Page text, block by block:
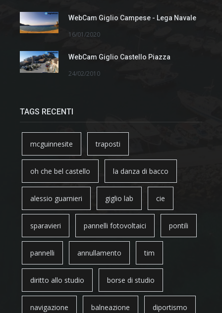
WebCam Giglio Campese - Lega Navale
16/01/2020
WebCam Giglio Castello Piazza
24/02/2010
TAGS RECENTI
mcguinnesite traposti
oh che bel castello la danza di bacco
alessio guarnieri giglio lab cie
sparavieri pannelli fotovoltaici pontili
pannelli annullamento tim
diritto allo studio borse di studio
navigazione balneazione diportismo